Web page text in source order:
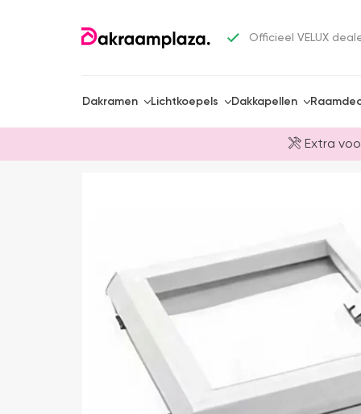
Officieel VELUX
Dakramen Lichtkoepels Dakkapellen
Extra